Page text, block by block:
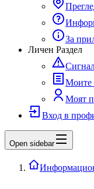
За
Личен Раздел
Моите
Моят
Вход в
Open sidebar